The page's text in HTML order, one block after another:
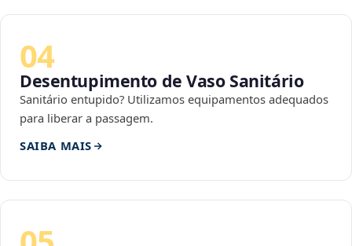
04
Desentupimento de Vaso Sanitário
Sanitário entupido? Utilizamos equipamentos adequados
para liberar a passagem.
SAIBA MAIS